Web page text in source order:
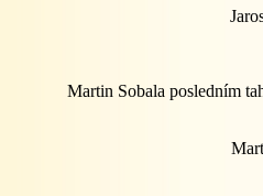
Martin Sobala posledním